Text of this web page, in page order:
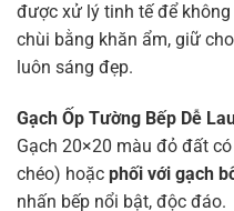
được xử lý tinh tế để
chùi bằng khăn ẩm, giữ cho
luôn sáng đẹp.
Gạch Ốp Tường Bếp Dễ
Gạch 20×20 màu đỏ đất
chéo) hoặc phối với gạch
nhấn bếp nổi bật, độc đáo.